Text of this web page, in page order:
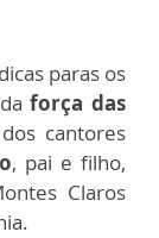
paras os
daforça das
cantores
, pai e filho,
Claros